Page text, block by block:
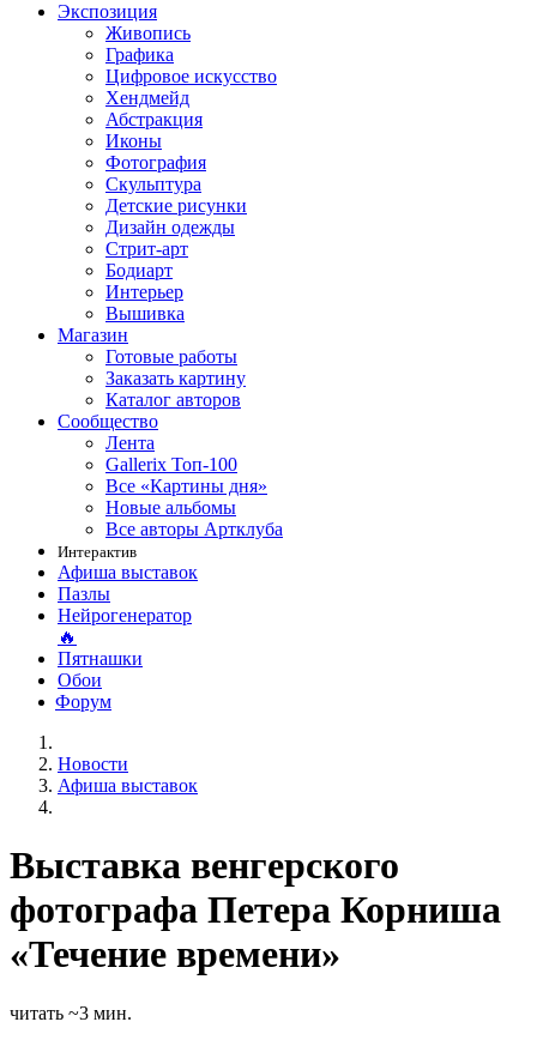
Экспозиция
Живопись
Графика
Цифровое искусство
Хендмейд
Абстракция
Иконы
Фотография
Скульптура
Детские рисунки
Дизайн одежды
Стрит-арт
Бодиарт
Интерьер
Вышивка
Магазин
Готовые работы
Заказать картину
Каталог авторов
Сообщество
Лента
Gallerix Топ-100
Все «Картины дня»
Новые альбомы
Все авторы Артклуба
Интерактив
Афиша выставок
Пазлы
Нейрогенератор
🔥
Пятнашки
Обои
Форум
Новости
Афиша выставок
Выставка венгерского
фотографа Петера Корниша
«Течение времени»
читать ~3 мин.